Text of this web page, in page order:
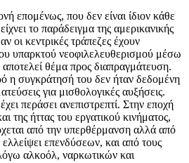
επομένως, που δεν είναι ίδιον κάθε
το παράδειγμα της αμερικανικής
οι κεντρικές τράπεζες έχουν
υπαρκτού νεοφιλελευθερισμού μέσω
αποτελεί θέμα προς διαπραγμάτευση.
η συγκράτησή του δεν ήταν δεδομένη
για μισθολογικές αυξήσεις.
περάσει ανεπιστρεπτί. Στην εποχή
της ήττας του εργατικού κινήματος,
από την υπερθέρμανση αλλά από
επενδύσεων, και από τους
αλκοόλ, ναρκωτικών και